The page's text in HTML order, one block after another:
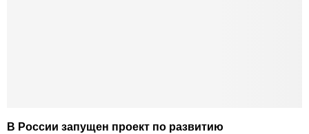
В России запущен проект по развитию